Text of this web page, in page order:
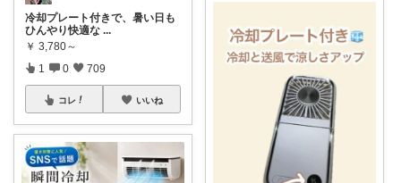
冷却プレート付きで、暑い日も
ひんやり快適な ...
￥ 3,780～
1 0 709
コレ いいね